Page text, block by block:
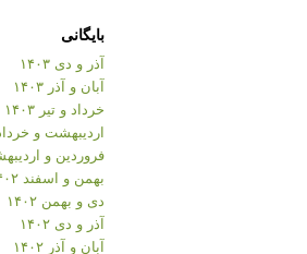
بایگانی
آذر و دی ۱۴۰۳
آبان و آذر ۱۴۰۳
خرداد و تیر ۱۴۰۳
اردیبهشت و خرداد
فروردین و اردیبهشت
بهمن و اسفند ۱۴۰۲
دی و بهمن ۱۴۰۲
آذر و دی ۱۴۰۲
آبان و آذر ۱۴۰۲